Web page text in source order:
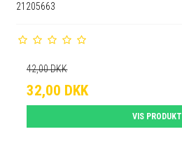
21205663
42,00 DKK
32,00 DKK
VIS PRODUKT